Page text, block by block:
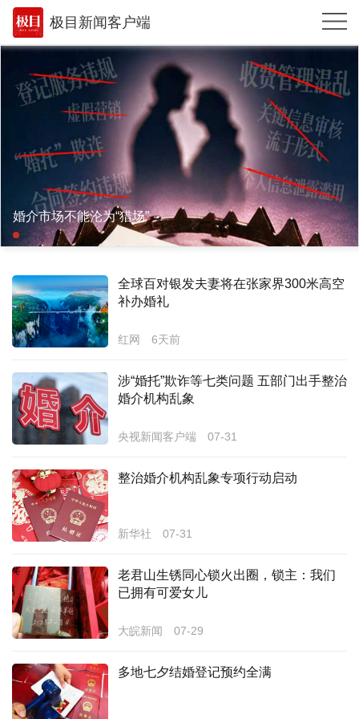
极目新闻客户端
体育
时政
湖北
武汉
环球
专题
经济
城建
健康
悠游
汽车
房产
创意
婚介市场不能沦为“猎场”
全球百对银发夫妻将在张家界300米高空
补办婚礼
红网 6天前
涉“婚托”欺诈等七类问题 五部门出手整治
婚介机构乱象
央视新闻客户端 07-31
整治婚介机构乱象专项行动启动
新华社 07-31
老君山生锈同心锁火出圈，锁主：我们
已拥有可爱女儿
大皖新闻 07-29
多地七夕结婚登记预约全满